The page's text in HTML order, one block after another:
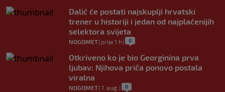
Dalić će postati najskuplji hrvatski
trener u historiji i jedan od najplaćenijih
selektora svijeta
NOGOMET| prije 1 h | 0
Otkriveno ko je bio Georginina prva
ljubav: Njihova priča ponovo postala
viralna
NOGOMET| 7. aug. | 0